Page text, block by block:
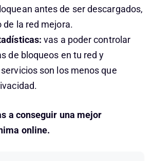
antes de ser descargados,
la red mejora.
vas a poder controlar
de bloqueos en tu red y
son los menos que
a conseguir una mejor
online.